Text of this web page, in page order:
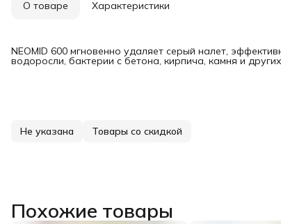
О товаре Характеристики
NEOMID 600 мгновенно удаляет серый налет,
водоросли, бактерии с бетона, кирпича, камня и
Не указана Товары со скидкой
Похожие товары